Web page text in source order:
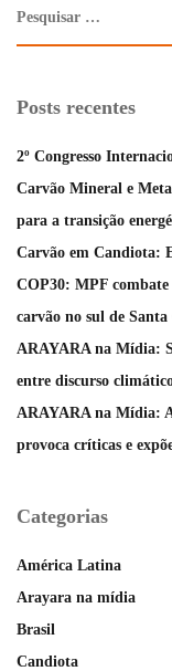
Posts recentes
2º Congresso
Carvão Mineral e
para a transição
Carvão em Candiota:
COP30: MPF combate
carvão no sul de
ARAYARA na Mídia:
entre discurso
ARAYARA na Mídia:
provoca críticas e
Categorias
América Latina
Arayara na mídia
Brasil
Candiota